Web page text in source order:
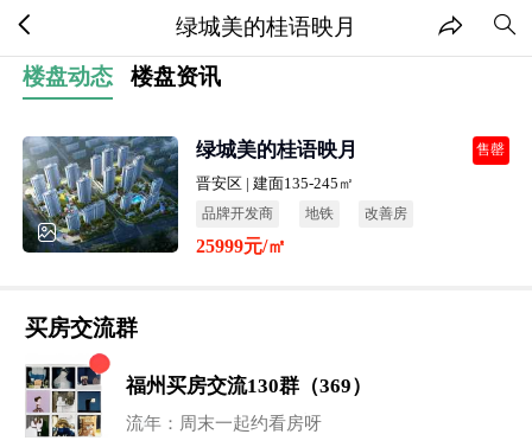
绿城美的桂语映月
楼盘动态
楼盘资讯
绿城美的桂语映月 售罄
晋安区 | 建面135-245㎡
品牌开发商 地铁 改善房
宜居生态
25999元/㎡
买房交流群
福州买房交流130群（369）
七七妈：性价比高
流年：周末一起约看房呀